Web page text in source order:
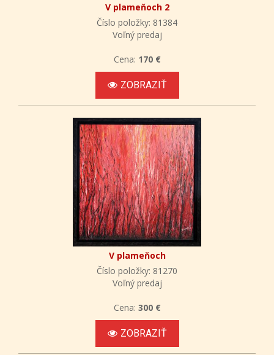
V plameňoch 2
Číslo položky: 81384
Voľný predaj
Cena: 170 €
ZOBRAZIŤ
V plameňoch
Číslo položky: 81270
Voľný predaj
Cena: 300 €
ZOBRAZIŤ